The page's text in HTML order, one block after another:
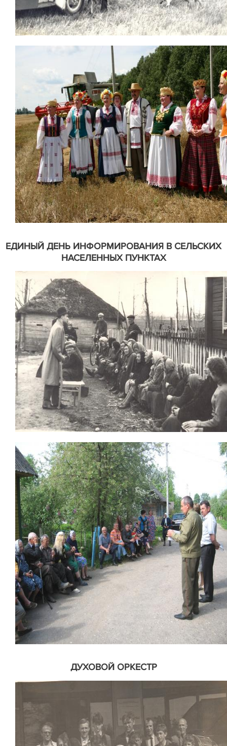
ЕДИНЫЙ ДЕНЬ ИНФОРМИРОВАНИЯ В СЕЛЬСКИХ
НАСЕЛЕННЫХ ПУНКТАХ
ДУХОВОЙ ОРКЕСТР